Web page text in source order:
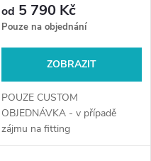
od 5 790 Kč
Pouze na objednání
ZOBRAZIT
POUZE CUSTOM
OBJEDNÁVKA - v případě
zájmu na fitting
kontaktujte +420 720 029 634